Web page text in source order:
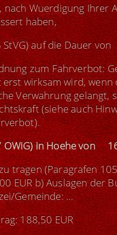
Wuerdigung Ihrer
haben,
StVG) auf die Dauer
zum Fahrverbot:
wirksam wird,
Verwahrung gelangt,
(siehe auch
OWiG) in Hoehe von
tragen (Paragrafen
EUR b) Auslagen der
Gemeinde: ...
188,50 EUR